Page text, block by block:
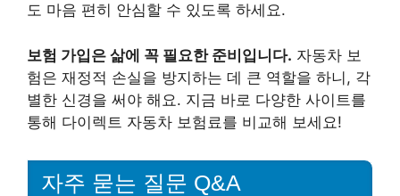
도 마음 편히 안심할 수 있도록 하세요.
보험 가입은 삶에 꼭 필요한 준비입니다. 자동차 보
험은 재정적 손실을 방지하는 데 큰 역할을 하니, 각
별한 신경을 써야 해요. 지금 바로 다양한 사이트를
통해 다이렉트 자동차 보험료를 비교해 보세요!
자주 묻는 질문 Q&A